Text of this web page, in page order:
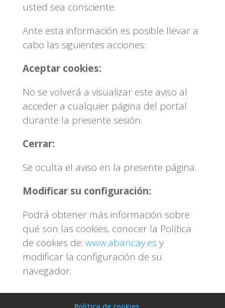
usted sea consciente.
Ante esta información es posible llevar a
cabo las siguientes acciones:
Aceptar cookies:
No se volverá a visualizar este aviso al
acceder a cualquier página del portal
durante la presente sesión.
Cerrar:
Se oculta el aviso en la presente página.
Modificar su configuración:
Podrá obtener más información sobre
qué son las cookies, conocer la Política
de cookies de: www.abancay.es y
modificar la configuración de su
navegador.